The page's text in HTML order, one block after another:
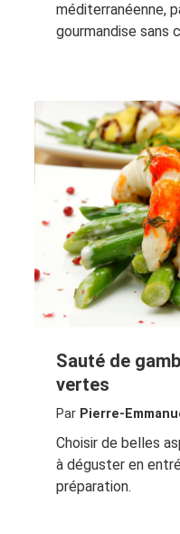
méditerranéenne,
gourmandise sans
Sauté de
vertes
Par Pierre-
Choisir de belles
à déguster en
préparation.